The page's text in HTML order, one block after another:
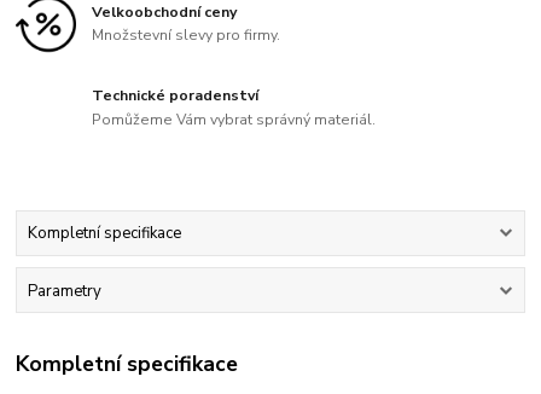
Velkoobchodní ceny
Množstevní slevy pro firmy.
Technické poradenství
Pomůžeme Vám vybrat správný materiál.
Kompletní specifikace
Parametry
Kompletní specifikace